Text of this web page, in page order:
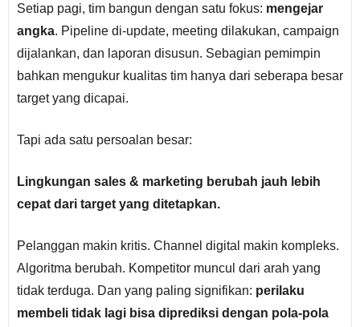
Setiap pagi, tim bangun dengan satu fokus: mengejar
angka. Pipeline di-update, meeting dilakukan, campaign
dijalankan, dan laporan disusun. Sebagian pemimpin
bahkan mengukur kualitas tim hanya dari seberapa besar
target yang dicapai.
Tapi ada satu persoalan besar:
Lingkungan sales & marketing berubah jauh lebih
cepat dari target yang ditetapkan.
Pelanggan makin kritis. Channel digital makin kompleks.
Algoritma berubah. Kompetitor muncul dari arah yang
tidak terduga. Dan yang paling signifikan: perilaku
membeli tidak lagi bisa diprediksi dengan pola-pola